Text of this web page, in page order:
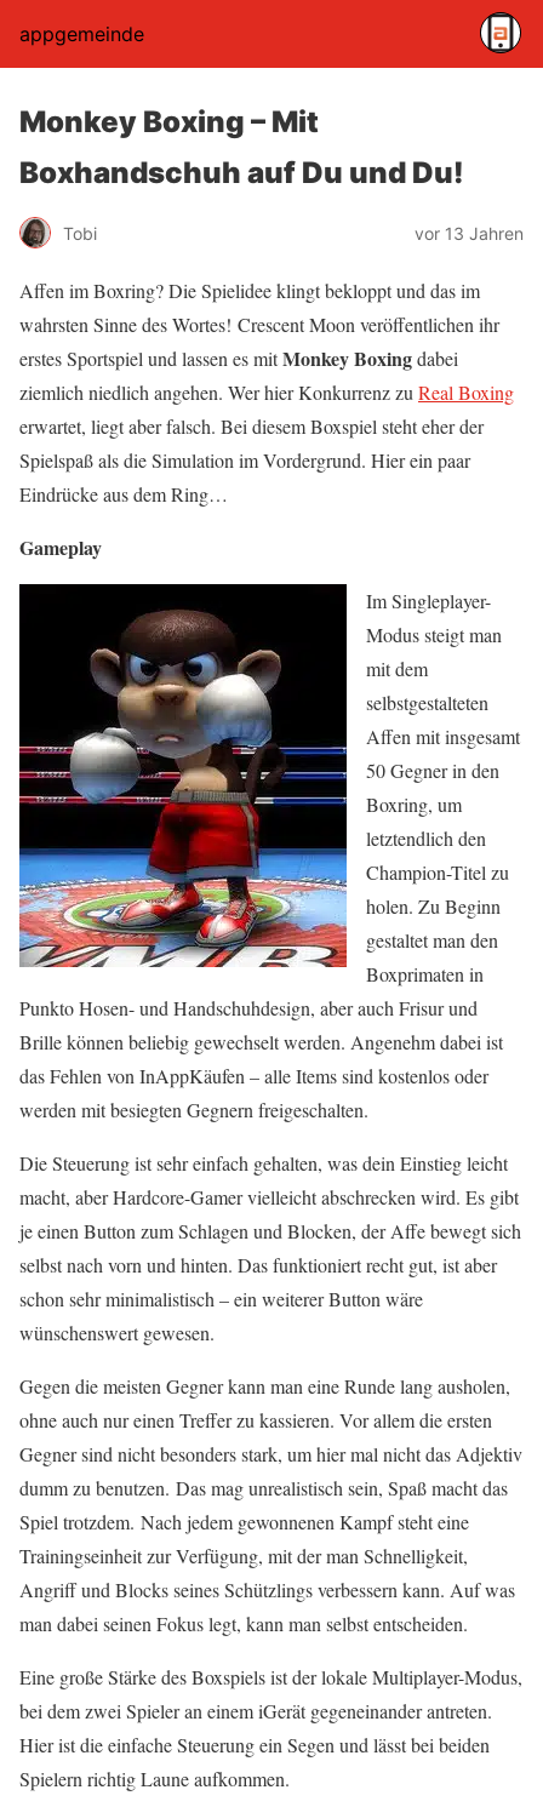
appgemeinde
Monkey Boxing – Mit
Boxhandschuh auf Du und Du!
Tobi vor 13 Jahren
Affen im Boxring? Die Spielidee klingt bekloppt und das im
wahrsten Sinne des Wortes! Crescent Moon veröffentlichen ihr
erstes Sportspiel und lassen es mitMonkey Boxingdabei
ziemlich niedlich angehen. Wer hier Konkurrenz zu Real Boxing
erwartet, liegt aber falsch. Bei diesem Boxspiel steht eher der
Spielspaß als die Simulation im Vordergrund. Hier ein paar
Eindrücke aus dem Ring…
Gameplay
Im Singleplayer-
Modus steigt man
mit dem
selbstgestalteten
Affen mit insgesamt
50 Gegner in den
Boxring, um
letztendlich den
Champion-Titel zu
holen. Zu Beginn
gestaltet man den
Boxprimaten in
Punkto Hosen- und Handschuhdesign, aber auch Frisur und
Brille können beliebig gewechselt werden. Angenehm dabei ist
das Fehlen von InAppKäufen – alle Items sind kostenlos oder
werden mit besiegten Gegnern freigeschalten.
Die Steuerung ist sehr einfach gehalten, was dein Einstieg leicht
macht, aber Hardcore-Gamer vielleicht abschrecken wird. Es gibt
je einen Button zum Schlagen und Blocken, der Affe bewegt sich
selbst nach vorn und hinten. Das funktioniert recht gut, ist aber
schon sehr minimalistisch – ein weiterer Button wäre
wünschenswert gewesen.
Gegen die meisten Gegner kann man eine Runde lang ausholen,
ohne auch nur einen Treffer zu kassieren. Vor allem die ersten
Gegner sind nicht besonders stark, um hier mal nicht das Adjektiv
dumm zu benutzen. Das mag unrealistisch sein, Spaß macht das
Spiel trotzdem. Nach jedem gewonnenen Kampf steht eine
Trainingseinheit zur Verfügung, mit der man Schnelligkeit,
Angriff und Blocks seines Schützlings verbessern kann. Auf was
man dabei seinen Fokus legt, kann man selbst entscheiden.
Eine große Stärke des Boxspiels ist der lokale Multiplayer-Modus,
bei dem zwei Spieler an einem iGerät gegeneinander antreten.
Hier ist die einfache Steuerung ein Segen und lässt bei beiden
Spielern richtig Laune aufkommen.